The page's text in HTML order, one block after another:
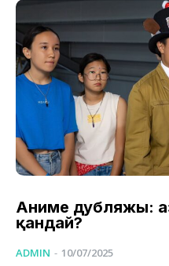
Аниме дубляжы:
қандай?
ADMIN - 10/07/2025